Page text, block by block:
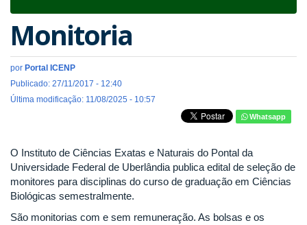
Monitoria
por Portal ICENP
Publicado: 27/11/2017 - 12:40
Última modificação: 11/08/2025 - 10:57
Whatsapp
O Instituto de Ciências Exatas e Naturais do Pontal da
Universidade Federal de Uberlândia publica edital de seleção de
monitores para disciplinas do curso de graduação em Ciências
Biológicas semestralmente.
São monitorias com e sem remuneração. As bolsas e os